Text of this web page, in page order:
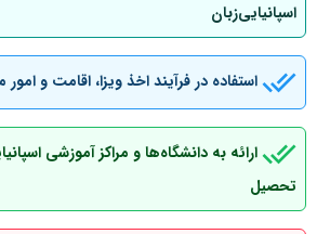
اسپانیایی‌زبان
استفاده در فرآیند اخذ ویزا، اقامت و
ارائه به دانشگاه‌ها و مراکز آموزشی
تحصیل